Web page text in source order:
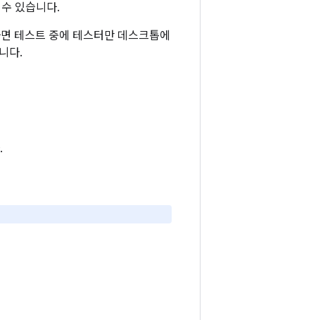
있습니다.
테스트 중에 테스터만 데스크톱에
다.